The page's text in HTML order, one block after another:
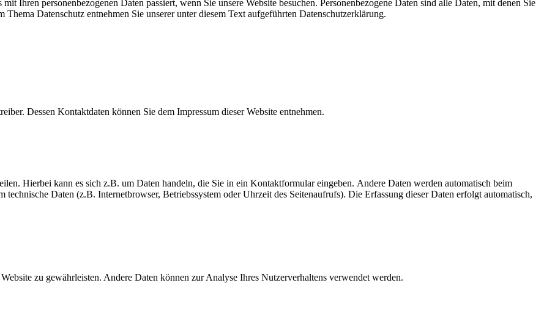
Ihren personenbezogenen Daten passiert, wenn Sie unsere Website besuchen. Personenbezogene Daten sind alle Daten, mit denen Sie
Datenschutz entnehmen Sie unserer unter diesem Text aufgeführten Datenschutzerklärung.
Dessen Kontaktdaten können Sie dem Impressum dieser Website entnehmen.
Hierbei kann es sich z.B. um Daten handeln, die Sie in ein Kontaktformular eingeben. Andere Daten werden automatisch beim
technische Daten (z.B. Internetbrowser, Betriebssystem oder Uhrzeit des Seitenaufrufs). Die Erfassung dieser Daten erfolgt automatisch,
zu gewährleisten. Andere Daten können zur Analyse Ihres Nutzerverhaltens verwendet werden.